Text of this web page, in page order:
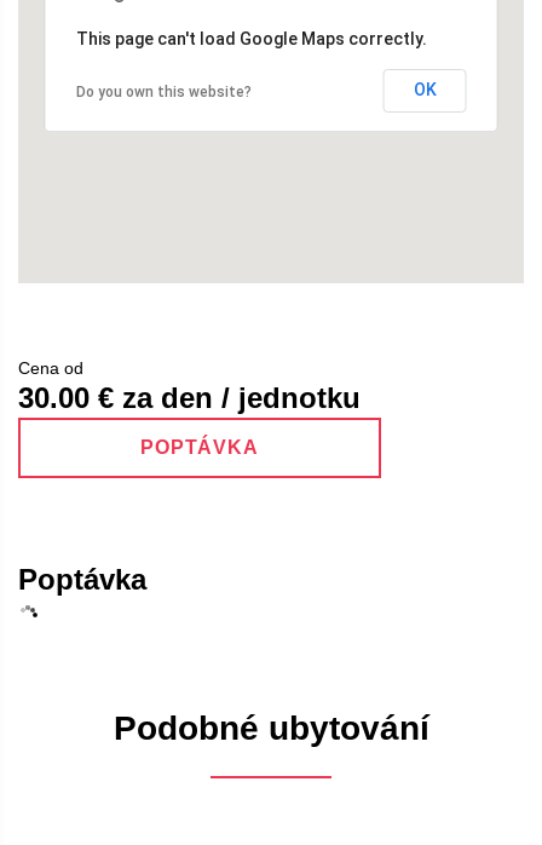
This page can't load Google Maps correctly.
Do you own this website? OK
Cena od
30.00 € za den / jednotku
POPTÁVKA
Poptávka
Podobné ubytování